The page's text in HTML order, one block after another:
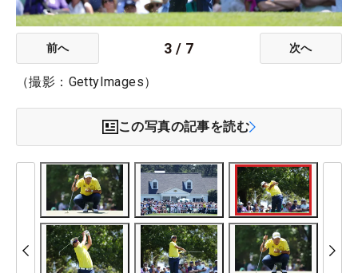
前へ 3 / 7 次へ
（撮影：GettyImages）
この写真の記事を読む